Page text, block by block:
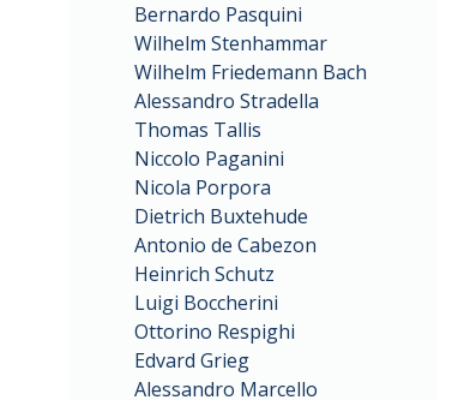
Bernardo Pasquini
Wilhelm Stenhammar
Wilhelm Friedemann Bach
Alessandro Stradella
Thomas Tallis
Niccolo Paganini
Nicola Porpora
Dietrich Buxtehude
Antonio de Cabezon
Heinrich Schutz
Luigi Boccherini
Ottorino Respighi
Edvard Grieg
Alessandro Marcello